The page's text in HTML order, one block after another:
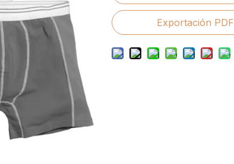
Exportación PDF